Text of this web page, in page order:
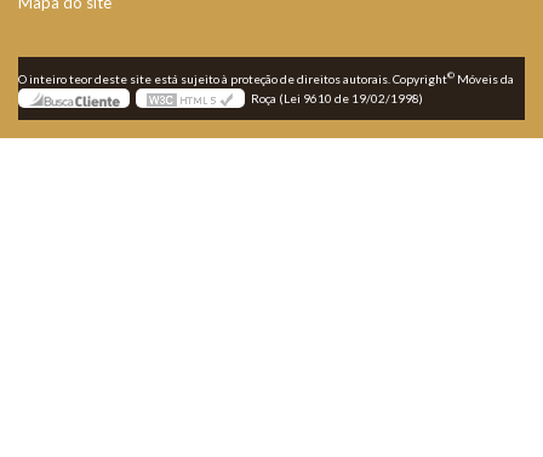
O inteiro teor deste site está sujeito à proteção de direitos autorais. Copyright© Móveis da
Roça (Lei 9610 de 19/02/1998)